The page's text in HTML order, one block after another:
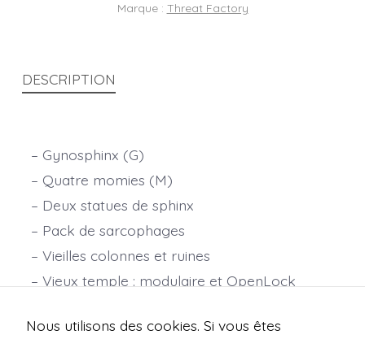
Marque : Threat Factory
DESCRIPTION
– Gynosphinx (G)
– Quatre momies (M)
– Deux statues de sphinx
– Pack de sarcophages
– Vieilles colonnes et ruines
– Vieux temple : modulaire et OpenLock
Nous utilisons des cookies. Si vous êtes